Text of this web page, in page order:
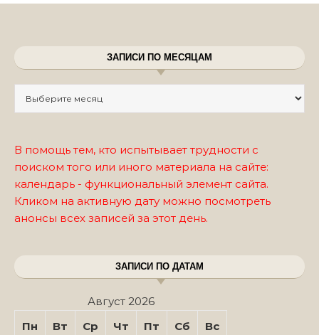
ЗАПИСИ ПО МЕСЯЦАМ
В помощь тем, кто испытывает трудности с
поиском того или иного материала на сайте:
календарь - функциональный элемент сайта.
Кликом на активную дату можно посмотреть
анонсы всех записей за этот день.
ЗАПИСИ ПО ДАТАМ
Август 2026
Пн
Вт Ср Чт Пт Сб Вс